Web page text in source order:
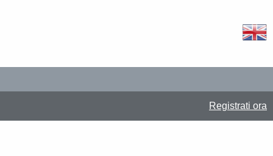
Registrati ora